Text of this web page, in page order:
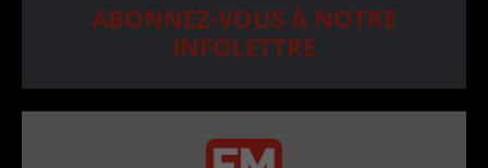
ABONNEZ-VOUS À NOTRE
INFOLETTRE